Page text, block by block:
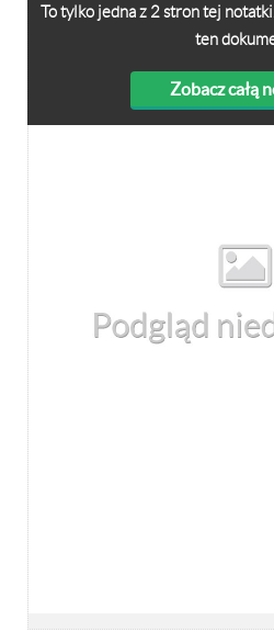
To tylko jedna z 2 stron tej
ten
Zobacz całą